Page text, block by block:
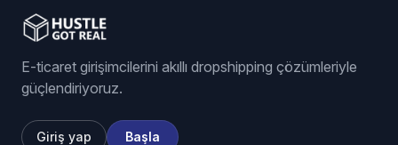
E-ticaret girişimcilerini akıllı dropshipping çözümleriyle
güçlendiriyoruz.
Giriş yap Başla